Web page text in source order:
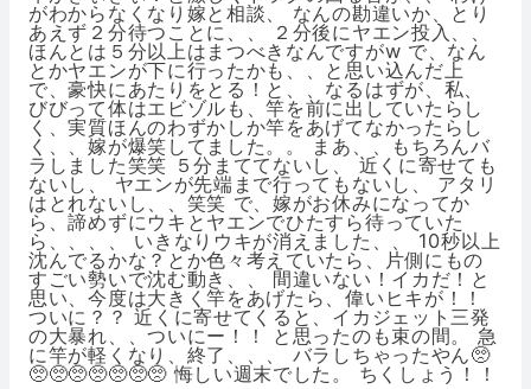
がわからなくなり嫁と相談、 なんの勘違いか、とり
あえず２分待つことに、、 ２分後にヤエン投入、、
ほんとは５分以上はまつべきなんですがw で、なん
とかヤエンが下に行ったかも、、と思い込んだ上
で、豪快にあたりをとる！と、、なるはずが、私、
びびって体はエビゾルも、竿を前に出していたらし
く、実質ほんのわずかしか竿をあげてなかったらし
く、、嫁が爆笑してました。。 まあ、、もちろんバ
ラしました笑笑 ５分まててないし、 近くに寄せても
ないし、 ヤエンが先端まで行ってもないし、 アタリ
はとれないし、、笑笑 で、嫁がお休みになってか
ら、諦めずにウキとヤエンでひたすら待っていた
ら、、、、 いきなりウキが消えました、、 10秒以上
沈んでるかな？とか色々考えていたら、片側にもの
すごい勢いで沈む動き、、 間違いない！イカだ！と
思い、今度は大きく竿をあげたら、偉いヒキが！！
ついに？？ 近くに寄せてくると、イカジェット三発
の大暴れ、、ついにー！！ と思ったのも束の間。 急
に竿が軽くなり、終了、、、 バラしちゃったやん🥺
🥺🥺🥺🥺🥺🥺🥺 悔しい週末でした。 ちくしょう！！